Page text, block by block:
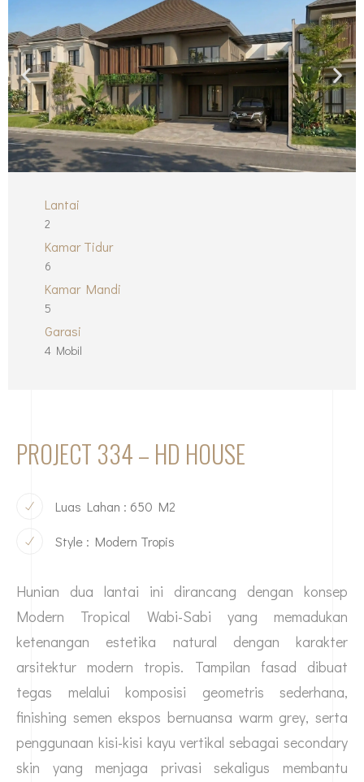
Lantai
2
Kamar Tidur
6
Kamar Mandi
5
Garasi
4 Mobil
PROJECT 334 – HD HOUSE
Luas Lahan : 650 M2
Style : Modern Tropis
Hunian dua lantai ini dirancang dengan konsep
Modern Tropical Wabi-Sabi yang memadukan
ketenangan estetika natural dengan karakter
arsitektur modern tropis. Tampilan fasad dibuat
tegas melalui komposisi geometris sederhana,
finishing semen ekspos bernuansa warm grey, serta
penggunaan kisi-kisi kayu vertikal sebagai secondary
skin yang menjaga privasi sekaligus membantu